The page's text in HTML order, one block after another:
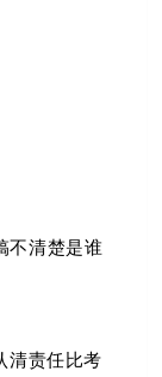
不清楚是谁
清责任比考